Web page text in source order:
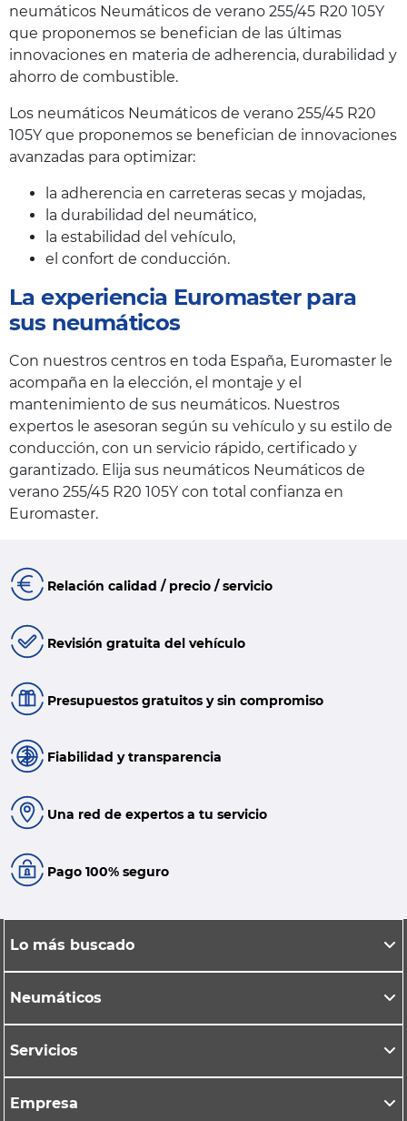
neumáticos Neumáticos de verano 255/45 R20 105Y
que proponemos se benefician de las últimas
innovaciones en materia de adherencia, durabilidad y
ahorro de combustible.
Los neumáticos Neumáticos de verano 255/45 R20
105Y que proponemos se benefician de innovaciones
avanzadas para optimizar:
la adherencia en carreteras secas y mojadas,
la durabilidad del neumático,
la estabilidad del vehículo,
el confort de conducción.
La experiencia Euromaster para
sus neumáticos
Con nuestros centros en toda España, Euromaster le
acompaña en la elección, el montaje y el
mantenimiento de sus neumáticos. Nuestros
expertos le asesoran según su vehículo y su estilo de
conducción, con un servicio rápido, certificado y
garantizado. Elija sus neumáticos Neumáticos de
verano 255/45 R20 105Y con total confianza en
Euromaster.
Relación calidad / precio / servicio
Revisión gratuita del vehículo
Presupuestos gratuitos y sin compromiso
Fiabilidad y transparencia
Una red de expertos a tu servicio
Pago 100% seguro
Lo más buscado
Neumáticos
Servicios
Empresa